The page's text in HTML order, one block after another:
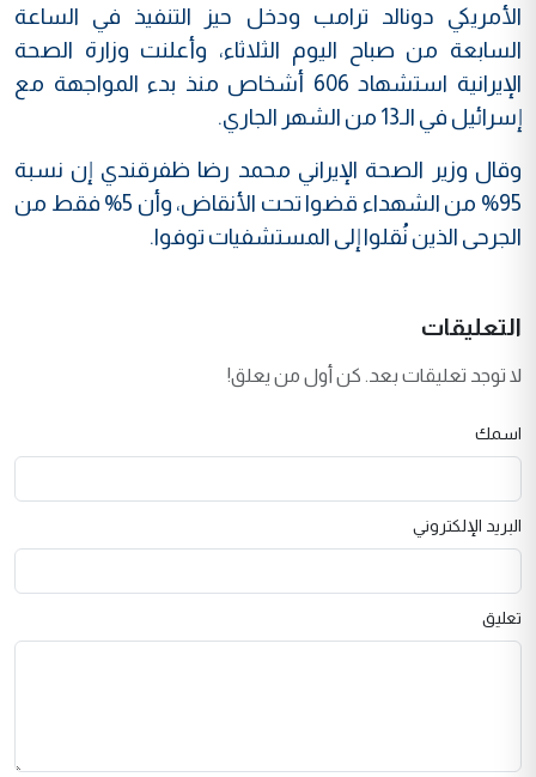
الأمريكي دونالد ترامب ودخل حيز التنفيذ في الساعة
السابعة من صباح اليوم الثلاثاء، وأعلنت وزارة الصحة
الإيرانية استشهاد 606 أشخاص منذ بدء المواجهة مع
إسرائيل في الـ13 من الشهر الجاري.
وقال وزير الصحة الإيراني محمد رضا ظفرقندي إن نسبة
95% من الشهداء قضوا تحت الأنقاض، وأن 5% فقط من
الجرحى الذين نُقلوا إلى المستشفيات توفوا.
التعليقات
لا توجد تعليقات بعد. كن أول من يعلق!
اسمك
البريد الإلكتروني
تعليق